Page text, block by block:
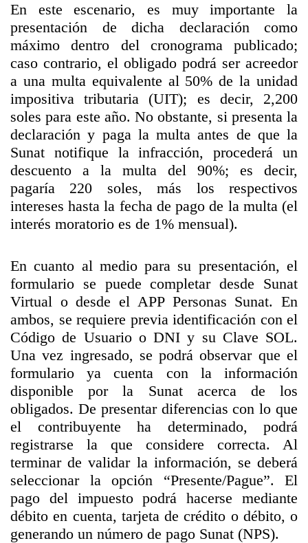
En este escenario, es muy importante la
presentación de dicha declaración como
máximo dentro del cronograma publicado;
caso contrario, el obligado podrá ser acreedor
a una multa equivalente al 50% de la unidad
impositiva tributaria (UIT); es decir, 2,200
soles para este año. No obstante, si presenta la
declaración y paga la multa antes de que la
Sunat notifique la infracción, procederá un
descuento a la multa del 90%; es decir,
pagaría 220 soles, más los respectivos
intereses hasta la fecha de pago de la multa (el
interés moratorio es de 1% mensual).
En cuanto al medio para su presentación, el
formulario se puede completar desde Sunat
Virtual o desde el APP Personas Sunat. En
ambos, se requiere previa identificación con el
Código de Usuario o DNI y su Clave SOL.
Una vez ingresado, se podrá observar que el
formulario ya cuenta con la información
disponible por la Sunat acerca de los
obligados. De presentar diferencias con lo que
el contribuyente ha determinado, podrá
registrarse la que considere correcta. Al
terminar de validar la información, se deberá
seleccionar la opción “Presente/Pague”. El
pago del impuesto podrá hacerse mediante
débito en cuenta, tarjeta de crédito o débito, o
generando un número de pago Sunat (NPS).